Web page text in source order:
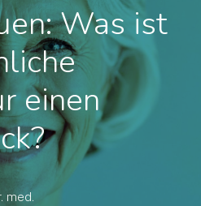
Was ist
einen
med.